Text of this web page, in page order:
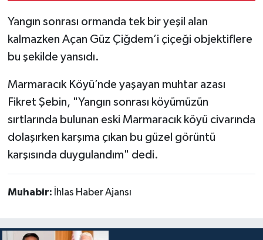
Yangın sonrası ormanda tek bir yeşil alan
kalmazken Açan Güz Çiğdem’i çiçeği objektiflere
bu şekilde yansıdı.
Marmaracık Köyü’nde yaşayan muhtar azası
Fikret Şebin, "Yangın sonrası köyümüzün
sırtlarında bulunan eski Marmaracık köyü civarında
dolaşırken karşıma çıkan bu güzel görüntü
karşısında duygulandım" dedi.
Muhabir: İhlas Haber Ajansı